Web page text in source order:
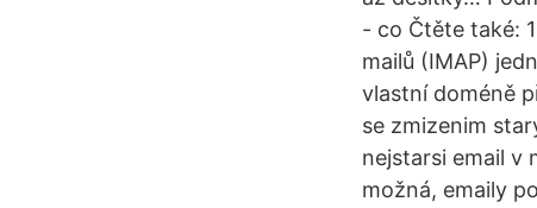
- co Čtěte také:
mailů (IMAP)
vlastní doméně
se zmizenim
nejstarsi email v
možná, emaily